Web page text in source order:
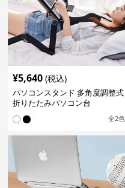
¥5,640 (税込)
パソコンスタンド 多角度調整式
折りたたみパソコン台
全2色